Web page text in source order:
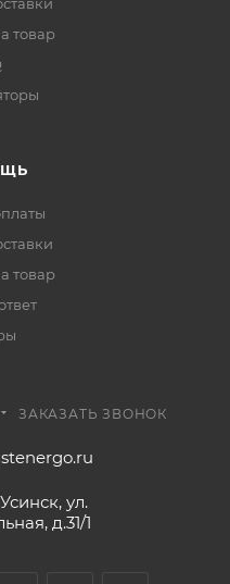
товар
товар
ЗАКАЗАТЬ ЗВОНОК
ул.
д.31/1